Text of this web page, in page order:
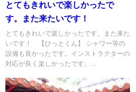
とてもきれいで楽しかったで
す。また来たいです！
とてもきれいで楽しかったです。また来た
いです！ 【ひっとくん】 シャワー等の
設備も良かったです。インストラクターの
対応が良く楽しかったです。...